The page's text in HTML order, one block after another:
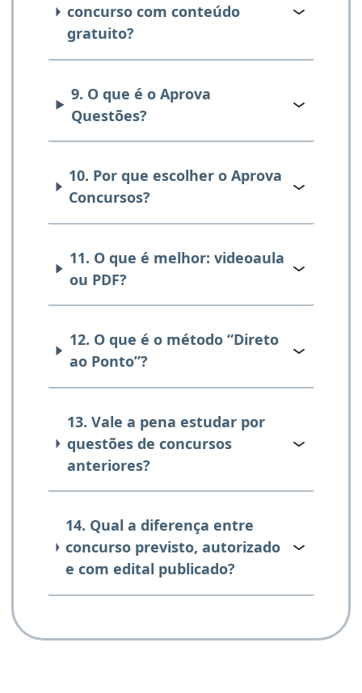
concurso com conteúdo
gratuito?
9. O que é o Aprova
Questões?
10. Por que escolher o Aprova
Concursos?
11. O que é melhor: videoaula
ou PDF?
12. O que é o método “Direto
ao Ponto”?
13. Vale a pena estudar por
questões de concursos
anteriores?
14. Qual a diferença entre
concurso previsto, autorizado
e com edital publicado?